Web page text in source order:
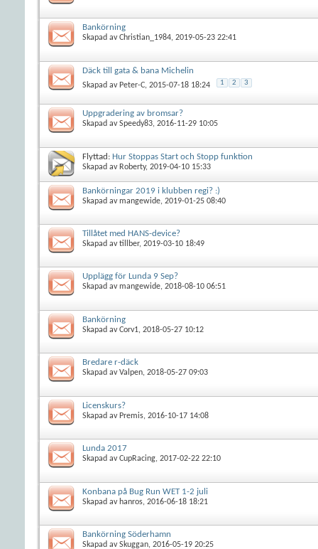
Bankörning
Skapad avChristian_1984, 2019-05-23 22:41
Däck till gata & bana Michelin
Skapad av Peter-C, 2015-07-18 18:24 1 2 3
Uppgradering av bromsar?
Skapad avSpeedy83, 2016-11-29 10:05
Flyttad: Hur Stoppas Start och Stopp funktion
Skapad av Roberty, 2019-04-10 15:33
Bankörningar 2019 i klubben regi? :)
Skapad avmangewide, 2019-01-25 08:40
Tillåtet med HANS-device?
Skapad avtillber, 2019-03-10 18:49
Upplägg för Lunda 9 Sep?
Skapad avmangewide, 2018-08-10 06:51
Bankörning
Skapad avCorv1, 2018-05-27 10:12
Bredare r-däck
Skapad avValpen, 2018-05-27 09:03
Licenskurs?
Skapad av Premis, 2016-10-17 14:08
Lunda 2017
Skapad avCupRacing, 2017-02-22 22:10
Konbana på Bug Run WET 1-2 juli
Skapad av hanros, 2016-06-18 18:21
Bankörning Söderhamn
Skapad avSkuggan, 2016-05-19 20:25